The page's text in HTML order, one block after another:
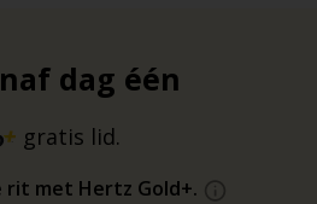
dag één
gratis lid.
rit met Hertz Gold+.